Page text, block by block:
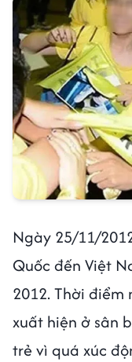
Ngày 25/11/
Quốc đến Việt
2012. Thời
xuất hiện ở sân
trẻ vì quá xúc